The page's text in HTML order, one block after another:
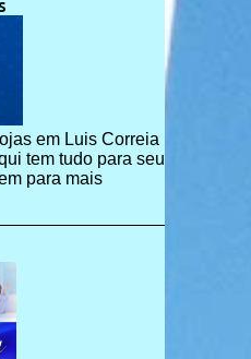
em Luis Correia
tem tudo para seu
para mais